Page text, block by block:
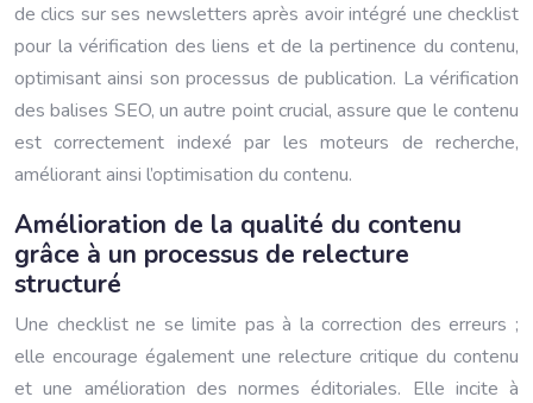
de clics sur ses newsletters après avoir intégré une checklist
pour la vérification des liens et de la pertinence du contenu,
optimisant ainsi son processus de publication. La vérification
des balises SEO, un autre point crucial, assure que le contenu
est correctement indexé par les moteurs de recherche,
améliorant ainsi l’optimisation du contenu.
Amélioration de la qualité du contenu
grâce à un processus de relecture
structuré
Une checklist ne se limite pas à la correction des erreurs ;
elle encourage également une relecture critique du contenu
et une amélioration des normes éditoriales. Elle incite à